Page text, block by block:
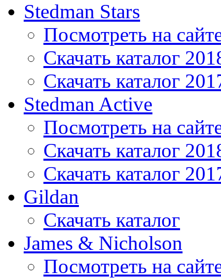
Stedman Stars
Посмотреть на
Скачать каталог
Скачать каталог
Stedman Active
Посмотреть на
Скачать каталог
Скачать каталог
Gildan
Скачать каталог
James & Nicholson
Посмотреть на